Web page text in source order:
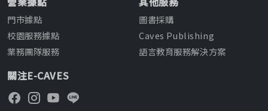
門市據點
校園服務據點
業務團隊服務
圖書採購
Caves Publishing
語言教育服務解決方案
關注E-CAVES